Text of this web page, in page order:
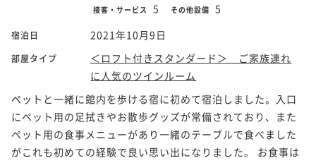
接客・サービス 5 その他設備 5
宿泊日 2021年10月9日
部屋タイプ
＜ロフト付きスタンダード＞ ご家族連れ
に人気のツインルーム
ペットと一緒に館内を歩ける宿に初めて宿泊しました。入口
にペット用の足拭きやお散歩グッズが常備されており、また
ペット用の食事メニューがあり一緒のテーブルで食べました
がこれも初めての経験で良い思い出になりました。 お食事は